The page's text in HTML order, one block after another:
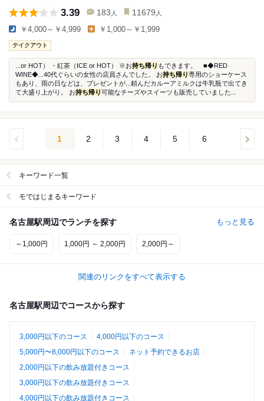
3.39 183 人 11679 人
￥4,000～￥4,999 ￥1,000～￥1,999
テイクアウト
...or HOT） ・紅茶（ICE or HOT） ※お持ち帰り もできます。 ■◆RED
WINE◆...40代ぐらいの女性の店員さんでした。 お持ち帰り専用のショーケース
もあり、雨の日などは、プレゼントが...頼んだカルーアミルクは牛乳瓶で出てき
て大盛り上がり。 お持ち帰り可能なチーズやスイーツも販売していました...
1 2 3 4 5 6
キーワード一覧
モではじまるキーワード
名古屋駅周辺でランチを探す もっと見る
～1,000円 1,000円 ～ 2,000円 2,000円～
関連のリンクをすべて表示する
名古屋駅周辺でコースから探す
3,000円以下のコース
4,000円以下のコース
5,000円〜8,000円以下のコース
ネット予約できるお店
2,000円以下の飲み放題付きコース
3,000円以下の飲み放題付きコース
4,000円以下の飲み放題付きコース